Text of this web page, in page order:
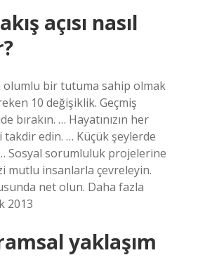
açısı nasıl
olumlu bir tutuma sahip olmak
10 değişiklik. Geçmiş
bırakın. … Hayatınızın her
takdir edin. … Küçük şeylerde
Sosyal sorumluluk projelerine
mutlu insanlarla çevreleyin.
net olun. Daha fazla
2013
yaklaşım